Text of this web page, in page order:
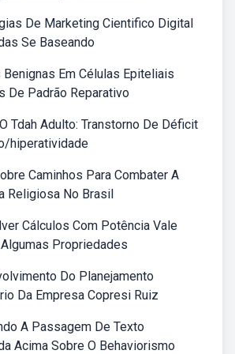
De Marketing Cientifico Digital
Se Baseando
Em Células Epiteliais
De Padrão Reparativo
Tdah Adulto: Transtorno De Déficit
hiperatividade
Caminhos Para Combater A
Religiosa No Brasil
Cálculos Com Potência Vale
Propriedades
Do Planejamento
Da Empresa Copresi Ruiz
A Passagem De Texto
Acima Sobre O Behaviorismo